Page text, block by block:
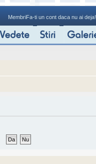
MembriFa-ti un cont daca nu ai deja!